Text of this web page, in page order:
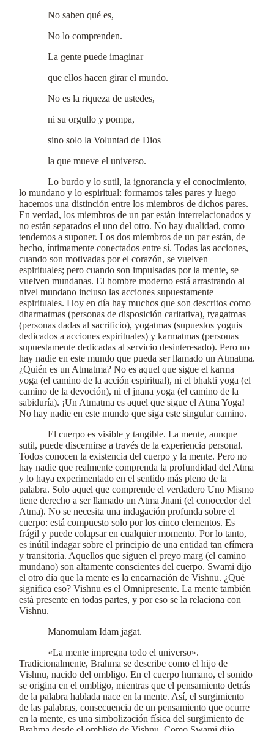
No saben qué es,
No lo comprenden.
La gente puede imaginar
que ellos hacen girar el mundo.
No es la riqueza de ustedes,
ni su orgullo y pompa,
sino solo la Voluntad de Dios
la que mueve el universo.
Lo burdo y lo sutil, la ignorancia y el conocimiento,
lo mundano y lo espiritual: formamos tales pares y luego
hacemos una distinción entre los miembros de dichos pares.
En verdad, los miembros de un par están interrelacionados y
no están separados el uno del otro. No hay dualidad, como
tendemos a suponer. Los dos miembros de un par están, de
hecho, íntimamente conectados entre sí. Todas las acciones,
cuando son motivadas por el corazón, se vuelven
espirituales; pero cuando son impulsadas por la mente, se
vuelven mundanas. El hombre moderno está arrastrando al
nivel mundano incluso las acciones supuestamente
espirituales. Hoy en día hay muchos que son descritos como
dharmatmas (personas de disposición caritativa), tyagatmas
(personas dadas al sacrificio), yogatmas (supuestos yoguis
dedicados a acciones espirituales) y karmatmas (personas
supuestamente dedicadas al servicio desinteresado). Pero no
hay nadie en este mundo que pueda ser llamado un Atmatma.
¿Quién es un Atmatma? No es aquel que sigue el karma
yoga (el camino de la acción espiritual), ni el bhakti yoga (el
camino de la devoción), ni el jnana yoga (el camino de la
sabiduría). ¡Un Atmatma es aquel que sigue el Atma Yoga!
No hay nadie en este mundo que siga este singular camino.
El cuerpo es visible y tangible. La mente, aunque
sutil, puede discernirse a través de la experiencia personal.
Todos conocen la existencia del cuerpo y la mente. Pero no
hay nadie que realmente comprenda la profundidad del Atma
y lo haya experimentado en el sentido más pleno de la
palabra. Solo aquel que comprende el verdadero Uno Mismo
tiene derecho a ser llamado un Atma Jnani (el conocedor del
Atma). No se necesita una indagación profunda sobre el
cuerpo: está compuesto solo por los cinco elementos. Es
frágil y puede colapsar en cualquier momento. Por lo tanto,
es inútil indagar sobre el principio de una entidad tan efímera
y transitoria. Aquellos que siguen el preyo marg (el camino
mundano) son altamente conscientes del cuerpo. Swami dijo
el otro día que la mente es la encarnación de Vishnu. ¿Qué
significa eso? Vishnu es el Omnipresente. La mente también
está presente en todas partes, y por eso se la relaciona con
Vishnu.
Manomulam Idam jagat.
«La mente impregna todo el universo».
Tradicionalmente, Brahma se describe como el hijo de
Vishnu, nacido del ombligo. En el cuerpo humano, el sonido
se origina en el ombligo, mientras que el pensamiento detrás
de la palabra hablada nace en la mente. Así, el surgimiento
de las palabras, consecuencia de un pensamiento que ocurre
en la mente, es una simbolización física del surgimiento de